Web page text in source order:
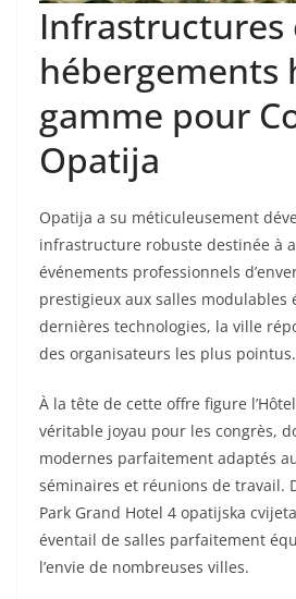
Infrastructures
hébergements
gamme pour
Opatija
Opatija a su méticuleusement
infrastructure robuste destinée à
événements professionnels
prestigieux aux salles modulables
dernières technologies, la ville
des organisateurs les plus pointus.
À la tête de cette offre figure
véritable joyau pour les congrès,
modernes parfaitement adaptés
séminaires et réunions de travail.
Park Grand Hotel 4 opatijska
éventail de salles parfaitement
l’envie de nombreuses villes.